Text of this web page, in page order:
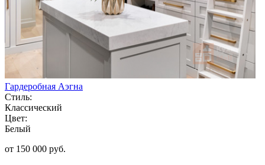
Гардеробная Аэгна
Стиль:
Классический
Цвет:
Белый
от 150 000 руб.